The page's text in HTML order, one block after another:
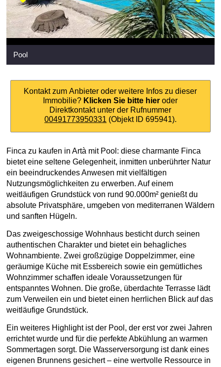
Pool
Kontakt zum Anbieter oder weitere Infos zu dieser
Immobilie? Klicken Sie bitte hier oder
Direktkontakt unter der Rufnummer
00491773950331 (Objekt ID 695941).
Finca zu kaufen in Artà mit Pool: diese charmante Finca
bietet eine seltene Gelegenheit, inmitten unberührter Natur
ein beeindruckendes Anwesen mit vielfältigen
Nutzungsmöglichkeiten zu erwerben. Auf einem
weitläufigen Grundstück von rund 90.000m² genießt du
absolute Privatsphäre, umgeben von mediterranen Wäldern
und sanften Hügeln.
Das zweigeschossige Wohnhaus besticht durch seinen
authentischen Charakter und bietet ein behagliches
Wohnambiente. Zwei großzügige Doppelzimmer, eine
geräumige Küche mit Essbereich sowie ein gemütliches
Wohnzimmer schaffen ideale Voraussetzungen für
entspanntes Wohnen. Die große, überdachte Terrasse lädt
zum Verweilen ein und bietet einen herrlichen Blick auf das
weitläufige Grundstück.
Ein weiteres Highlight ist der Pool, der erst vor zwei Jahren
errichtet wurde und für die perfekte Abkühlung an warmen
Sommertagen sorgt. Die Wasserversorgung ist dank eines
eigenen Brunnens gesichert – eine wertvolle Ressource in